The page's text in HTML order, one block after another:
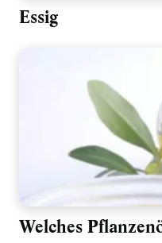
Essig
Welches